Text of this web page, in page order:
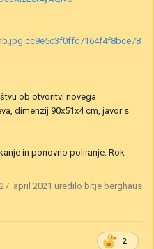
ob otvoritvi novega
dimenzij 90x51x4 cm, javor s
in ponovno poliranje. Rok
27. april 2021 uredilo bitje berghaus
2